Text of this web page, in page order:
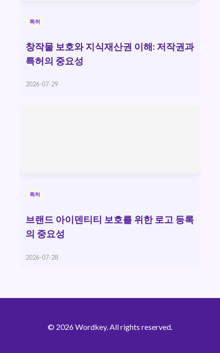
특허
창작물 보호와 지식재산권 이해: 저작권과
특허의 중요성
2026-07-29
특허
브랜드 아이덴티티 보호를 위한 로고 등록
의 중요성
2026-07-28
© 2026 Wordkey. All rights reserved.